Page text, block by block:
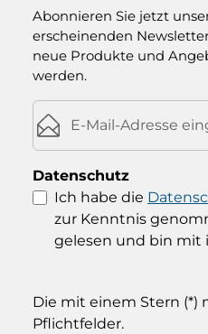
Abonnieren Sie jetzt
erscheinenden
neue Produkte und
werden.
E-Mail-Adresse*
Datenschutz
Ich habe die
zur Kenntnis
gelesen und bin mit
Die mit einem Stern (*)
Pflichtfelder.